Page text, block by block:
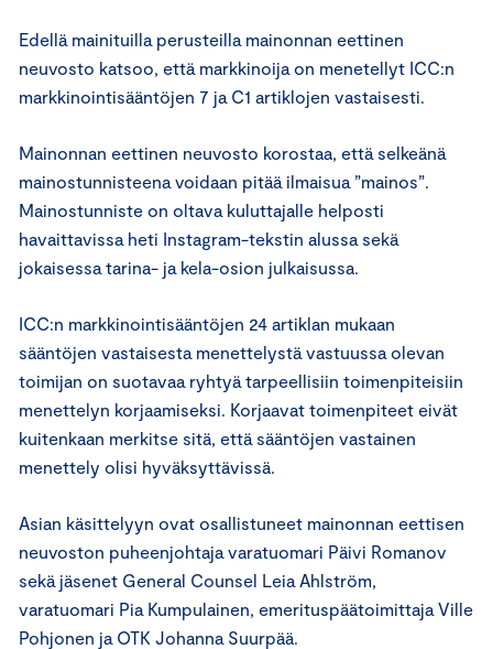
Edellä mainituilla perusteilla mainonnan eettinen
neuvosto katsoo, että markkinoija on menetellyt ICC:n
markkinointisääntöjen 7 ja C1 artiklojen vastaisesti.
Mainonnan eettinen neuvosto korostaa, että selkeänä
mainostunnisteena voidaan pitää ilmaisua ”mainos”.
Mainostunniste on oltava kuluttajalle helposti
havaittavissa heti Instagram-tekstin alussa sekä
jokaisessa tarina- ja kela-osion julkaisussa.
ICC:n markkinointisääntöjen 24 artiklan mukaan
sääntöjen vastaisesta menettelystä vastuussa olevan
toimijan on suotavaa ryhtyä tarpeellisiin toimenpiteisiin
menettelyn korjaamiseksi. Korjaavat toimenpiteet eivät
kuitenkaan merkitse sitä, että sääntöjen vastainen
menettely olisi hyväksyttävissä.
Asian käsittelyyn ovat osallistuneet mainonnan eettisen
neuvoston puheenjohtaja varatuomari Päivi Romanov
sekä jäsenet General Counsel Leia Ahlström,
varatuomari Pia Kumpulainen, emerituspäätoimittaja Ville
Pohjonen ja OTK Johanna Suurpää.